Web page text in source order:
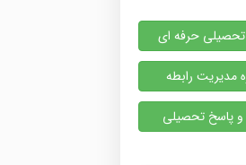
حرفه ای
مدیریت رابطه
پاسخ تحصیلی